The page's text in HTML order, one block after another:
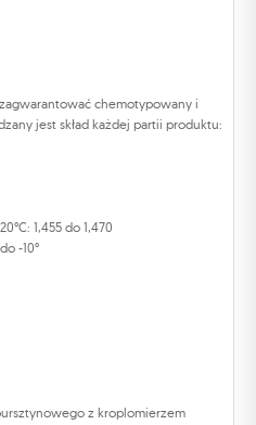
chemotypowany i
jest skład każdej partii produktu:
1,455 do 1,470
-10°
z kroplomierzem